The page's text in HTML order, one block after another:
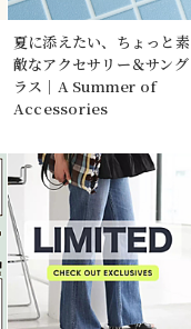
夏に添えたい、ちょっと素
敵なアクセサリー＆サング
ラス｜A Summer of
Accessories